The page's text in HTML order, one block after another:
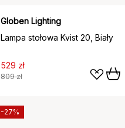
Globen Lighting
Lampa stołowa Kvist 20, Biały
529 zł
809 zł
-27%